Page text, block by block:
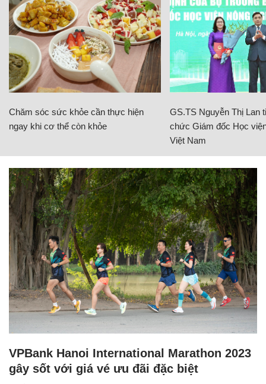
Chăm sóc sức khỏe cần thực hiện
ngay khi cơ thể còn khỏe
GS.TS Nguyễn Thị Lan
chức Giám đốc Học
Việt Nam
VPBank Hanoi International Marathon 2023
gây sốt với giá vé ưu đãi đặc biệt